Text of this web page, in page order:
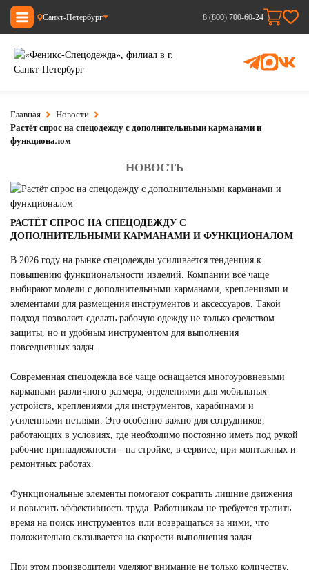
Санкт-Петербург 8 (800) 700-60-24
Главная
Новости
Растёт спрос на спецодежду с дополнительными карманами и
функционалом
НОВОСТЬ
РАСТЁТ СПРОС НА СПЕЦОДЕЖДУ С
ДОПОЛНИТЕЛЬНЫМИ КАРМАНАМИ И ФУНКЦИОНАЛОМ
В 2026 году на рынке спецодежды усиливается тенденция к
повышению функциональности изделий. Компании всё чаще
выбирают модели с дополнительными карманами, креплениями и
элементами для размещения инструментов и аксессуаров. Такой
подход позволяет сделать рабочую одежду не только средством
защиты, но и удобным инструментом для выполнения
повседневных задач.
Современная спецодежда всё чаще оснащается многоуровневыми
карманами различного размера, отделениями для мобильных
устройств, креплениями для инструментов, карабинами и
усиленными петлями. Это особенно важно для сотрудников,
работающих в условиях, где необходимо постоянно иметь под рукой
рабочие принадлежности - на стройке, в сервисе, при монтажных и
ремонтных работах.
Функциональные элементы помогают сократить лишние движения
и повысить эффективность труда. Работникам не требуется тратить
время на поиск инструментов или возвращаться за ними, что
положительно сказывается на скорости выполнения задач.
При этом производители уделяют внимание не только количеству,